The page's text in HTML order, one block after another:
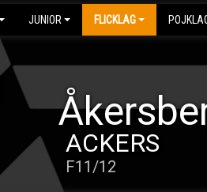
JUNIOR FLICKLAG
ACKERS
F11/12